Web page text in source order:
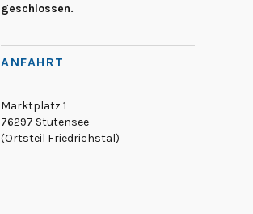
geschlossen.
ANFAHRT
Marktplatz 1
76297 Stutensee
(Ortsteil Friedrichstal)